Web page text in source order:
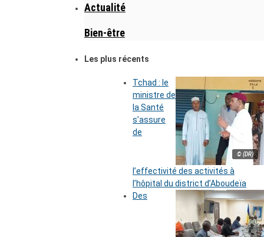
Actualité
Bien-être
Les plus récents
© (DR)
Tchad : le
ministre de
la Santé
s’assure
de
l’effectivité des activités à
l’hôpital du district d’Aboudeïa
Des